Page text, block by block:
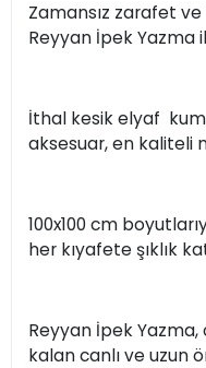
Zamansız zarafet
Reyyan İpek Yazma
İthal kesik elyaf
aksesuar, en kaliteli
100x100 cm
her kıyafete şıklık
Reyyan İpek Yazma,
kalan canlı ve uzun